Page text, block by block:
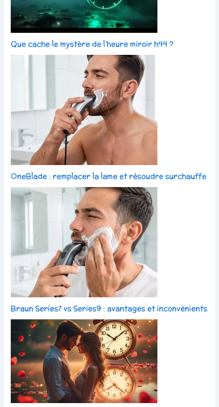
Que cache le mystère de l’heure miroir h44 ?
OneBlade : remplacer la lame et résoudre surchauffe
Braun Series7 vs Series9 : avantages et inconvénients